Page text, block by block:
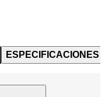
ESPECIFICACIONES